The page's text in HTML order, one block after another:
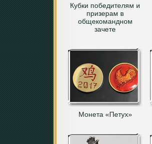
Кубки победителям и
призерам в
общекомандном
зачете
Монета «Петух»